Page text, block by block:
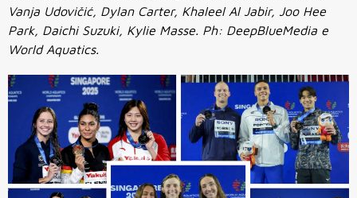
Vanja Udovičić, Dylan Carter, Khaleel Al Jabir, Joo Hee
Park, Daichi Suzuki, Kylie Masse. Ph: DeepBlueMedia e
World Aquatics.